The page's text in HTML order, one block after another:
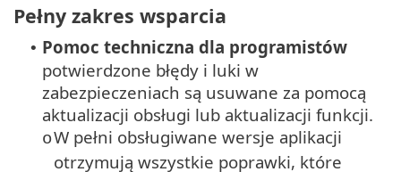
Pełny zakres wsparcia
• Pomoc techniczna dla programistów
potwierdzone błędy i luki w
zabezpieczeniach są usuwane za pomocą
aktualizacji obsługi lub aktualizacji funkcji.
oW pełni obsługiwane wersje aplikacji
otrzymują wszystkie poprawki, które